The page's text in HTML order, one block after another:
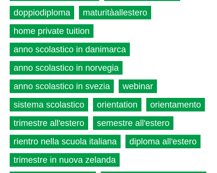
doppiodiploma
maturitàallestero
home private tuition
anno scolastico in danimarca
anno scolastico in norvegia
anno scolastico in svezia
webinar
sistema scolastico
orientation
orientamento
trimestre all'estero
semestre all'estero
rientro nella scuola italiana
diploma all'estero
trimestre in nuova zelanda